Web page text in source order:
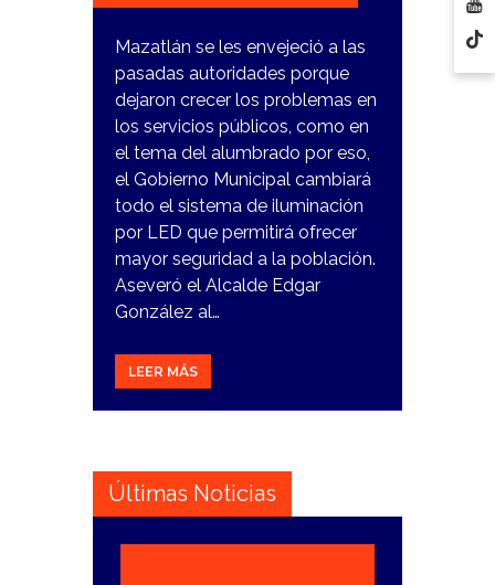
Mazatlán se les envejeció a las
pasadas autoridades porque
dejaron crecer los problemas en
los servicios públicos, como en
el tema del alumbrado por eso,
el Gobierno Municipal cambiará
todo el sistema de iluminación
por LED que permitirá ofrecer
mayor seguridad a la población.
Aseveró el Alcalde Edgar
González al…
LEER MÁS
Últimas Noticias